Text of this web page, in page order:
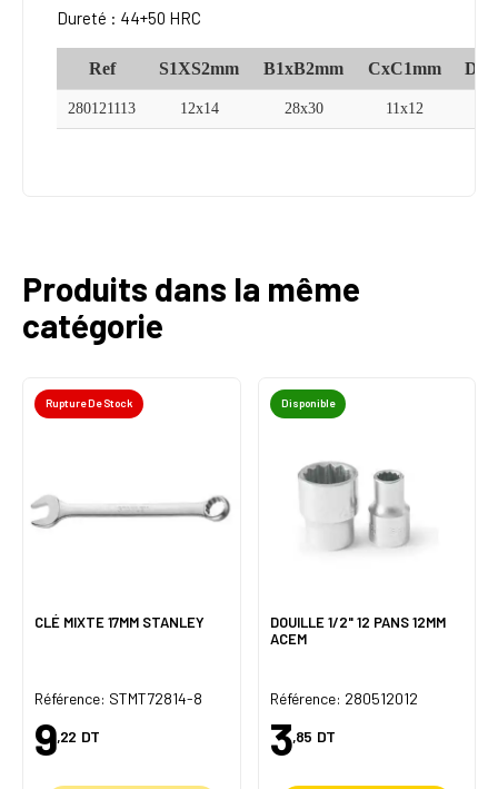
Dureté : 44+50 HRC
Ref S1XS2mm B1xB2mm CxC1mm
280121113 12x14 28x30 11x12
Produits dans la même
catégorie
Rupture De Stock
CLÉ MIXTE 17MM STANLEY
Référence: STMT72814-8
9,22 DT
Disponible
DOUILLE 1/2" 12 PANS 12MM
ACEM
Référence: 280512012
3,85 DT